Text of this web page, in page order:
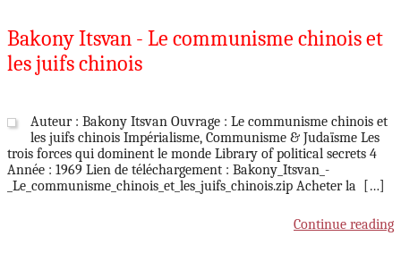
Bakony Itsvan - Le communisme chinois et
les juifs chinois
Auteur : Bakony Itsvan Ouvrage : Le communisme chinois et
les juifs chinois Impérialisme, Communisme & Judaïsme Les
trois forces qui dominent le monde Library of political secrets 4
Année : 1969 Lien de téléchargement : Bakony_Itsvan_-
_Le_communisme_chinois_et_les_juifs_chinois.zip Acheter la […]
Continue reading